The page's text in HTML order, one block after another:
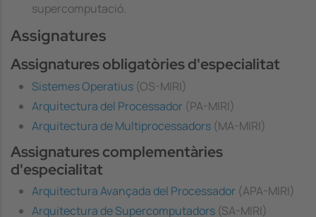
supercomputació.
Assignatures
Assignatures obligatòries d'especialitat
Sistemes Operatius (OS-MIRI)
Arquitectura del Processador (PA-MIRI)
Arquitectura de Multiprocessadors (MA-MIRI)
Assignatures complementàries
d'especialitat
Arquitectura Avançada del Processador (APA-MIRI)
Arquitectura de Supercomputadors (SA-MIRI)